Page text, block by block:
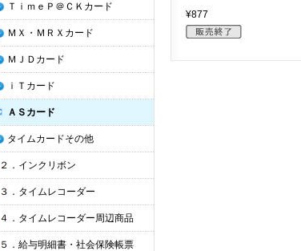
¥877
ＴｉｍｅＰ＠ＣＫカード
ＭＸ・ＭＲＸカード
ＭＪＤカード
ｉＴカード
ＡＳカード
タイムカードその他
２．インクリボン
３．タイムレコーダー
４．タイムレコーダー周辺商品
５．給与明細書・社会保険帳票